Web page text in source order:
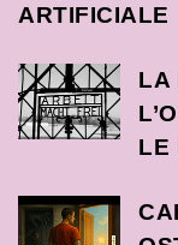
ARTIFICIALE
LA
LE